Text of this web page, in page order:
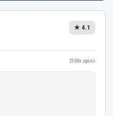
★ 4.1
2100+ opinii